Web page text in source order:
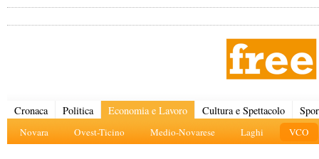
Cronaca Politica Economia e Lavoro
Novara Ovest-Ticino Medio-Novarese Laghi VCO
Cultura e Spettacolo